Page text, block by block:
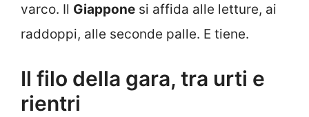
varco. Il Giappone si affida alle letture, ai
raddoppi, alle seconde palle. E tiene.
Il filo della gara, tra urti e
rientri